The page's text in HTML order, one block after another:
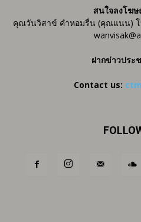
สนใจลงโฆ
คุณวันวิสาข์ คำหอมรื่น (คุณแนน) โ
ฝากข่าวประ
Contact us: